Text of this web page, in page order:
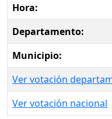
Hora:
Departamento:
Municipio:
Ver votación
Ver votación nacional